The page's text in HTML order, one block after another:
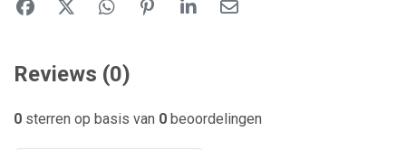
Reviews (0)
0 sterren op basis van 0 beoordelingen